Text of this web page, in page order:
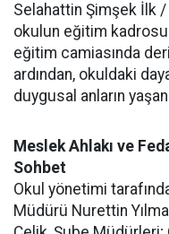
Selahattin Şimşek İlk
okulun eğitim
eğitim camiasında
ardından, okuldaki
duygusal anların
Meslek Ahlakı ve
Sohbet
Okul yönetimi
Müdürü Nurettin